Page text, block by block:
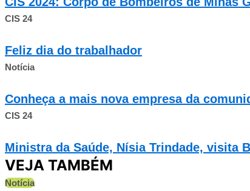
CIS 24
Feliz dia do trabalhador
Notícia
Conheça a mais nova empresa da
CIS 24
Ministra da Saúde, Nísia Trindade, visita
VEJA TAMBÉM
Notícia